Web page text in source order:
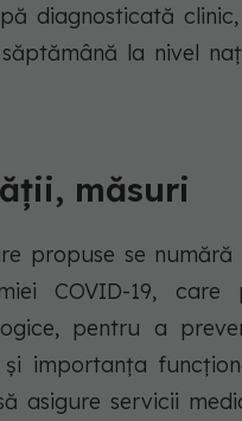
diagnosticată
la nivel
măsuri
propuse se
COVID-19, care
pentru a
importanța
asigure servicii